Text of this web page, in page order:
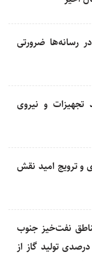
رسانه‌ها ضرورتی
تجهیزات و نیروی
و ترویج امید نقش
نفت‌خیز جنوب
تولید می‌شود/ افزایش ۳۵ درصدی تولید گاز از